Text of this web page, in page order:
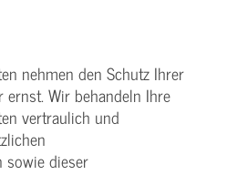
nehmen den Schutz Ihrer
Wir behandeln Ihre
vertraulich und
sowie dieser